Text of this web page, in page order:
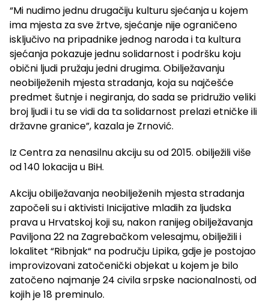
“Mi nudimo jednu drugačiju kulturu sjećanja u kojem
ima mjesta za sve žrtve, sjećanje nije ograničeno
isključivo na pripadnike jednog naroda i ta kultura
sjećanja pokazuje jednu solidarnost i podršku koju
obični ljudi pružaju jedni drugima. Obilježavanju
neobilježenih mjesta stradanja, koja su najčešće
predmet šutnje i negiranja, do sada se pridružio veliki
broj ljudi i tu se vidi da ta solidarnost prelazi etničke ili
državne granice”, kazala je Zrnović.
Iz Centra za nenasilnu akciju su od 2015. obilježili više
od 140 lokacija u BiH.
Akciju obilježavanja neobilježenih mjesta stradanja
započeli su i aktivisti Inicijative mladih za ljudska
prava u Hrvatskoj koji su, nakon ranijeg obilježavanja
Paviljona 22 na Zagrebačkom velesajmu, obilježili i
lokalitet “Ribnjak“ na području Lipika, gdje je postojao
improvizovani zatočenički objekat u kojem je bilo
zatočeno najmanje 24 civila srpske nacionalnosti, od
kojih je 18 preminulo.